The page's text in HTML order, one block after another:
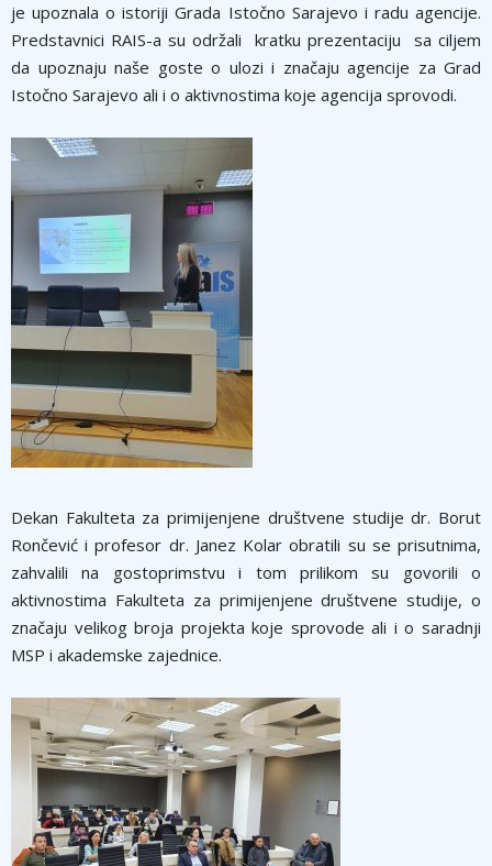
je upoznala o istoriji Grada Istočno Sarajevo i radu agencije.
Predstavnici RAIS-a su održali kratku prezentaciju sa ciljem
da upoznaju naše goste o ulozi i značaju agencije za Grad
Istočno Sarajevo ali i o aktivnostima koje agencija sprovodi.
Dekan Fakulteta za primijenjene društvene studije dr. Borut
Rončević i profesor dr. Janez Kolar obratili su se prisutnima,
zahvalili na gostoprimstvu i tom prilikom su govorili o
aktivnostima Fakulteta za primijenjene društvene studije, o
značaju velikog broja projekta koje sprovode ali i o saradnji
MSP i akademske zajednice.